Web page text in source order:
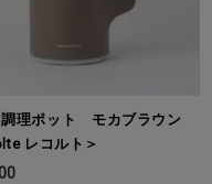
理ポット モカブラウン
レコルト＞